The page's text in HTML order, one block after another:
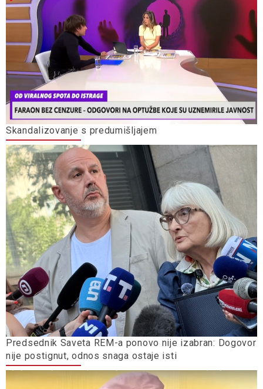
Skandalizovanje s predumišljajem
Predsednik Saveta REM-a ponovo nije izabran: Dogovor
nije postignut, odnos snaga ostaje isti